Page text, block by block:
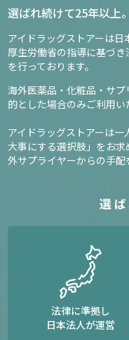
選ばれ続けて25年以上。
アイドラッグストアーは日
厚生労働省の指導に基づき
を行っております。
海外医薬品・化粧品・サプ
的とした場合のみご利用い
アイドラッグストアーは
大事にする選択肢」をお求
外サプライヤーからの手配
選
法律に準拠し
日本法人が運営